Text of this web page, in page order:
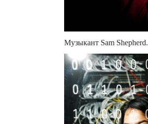
Музыкант Sam Shepherd.